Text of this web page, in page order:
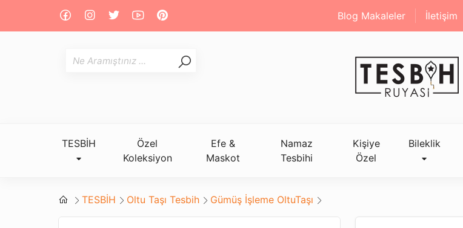
Blog Makaleler İletişim
TESBİH
Özel
Koleksiyon
Efe &
Maskot
Namaz
Tesbihi
Kişiye
Özel
Bileklik
TESBİH Oltu Taşı Tesbih Gümüş İşleme OltuTaşı